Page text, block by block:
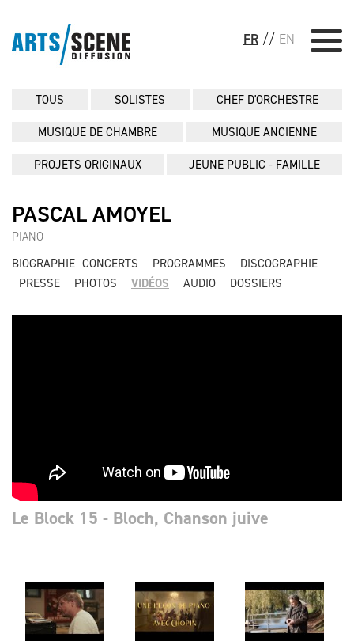
FR // EN
TOUS SOLISTES CHEF D'ORCHESTRE
MUSIQUE DE CHAMBRE MUSIQUE ANCIENNE
PROJETS ORIGINAUX JEUNE PUBLIC - FAMILLE
PASCAL AMOYEL
PIANO
BIOGRAPHIE CONCERTS PROGRAMMES
DISCOGRAPHIE
PRESSE
PHOTOS VIDÉOS AUDIO DOSSIERS
Le Block 15 - Bloch, Chanson juive